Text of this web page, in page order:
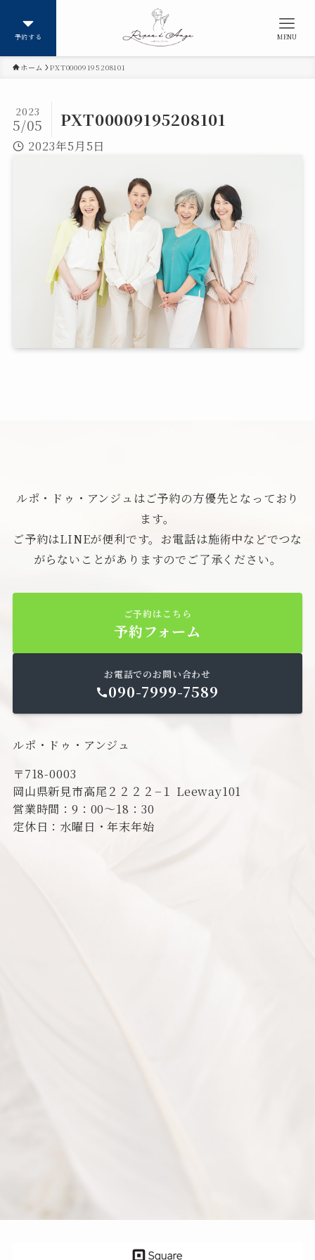
予約する MENU
ホーム PXT00009195208101
PXT00009195208101
2023
5/05
2023年5月5日
ルポ・ドゥ・アンジュはご予約の方優先となっており
ます。
ご予約はLINEが便利です。お電話は施術中などでつな
がらないことがありますのでご了承ください。
ご予約はこちら
予約フォーム
お電話でのお問い合わせ
090-7999-7589
ルポ・ドゥ・アンジュ
〒718-0003
岡山県新見市高尾２２２２−１ Leeway101
営業時間：9：00～18：30
定休日：水曜日・年末年始